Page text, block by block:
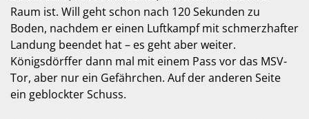
Raum ist. Will geht schon nach 120 Sekunden zu
Boden, nachdem er einen Luftkampf mit schmerzhafter
Landung beendet hat – es geht aber weiter.
Königsdörffer dann mal mit einem Pass vor das MSV-
Tor, aber nur ein Gefährchen. Auf der anderen Seite
ein geblockter Schuss.